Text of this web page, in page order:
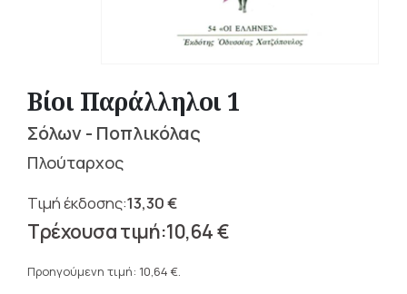
Βίοι Παράλληλοι 1
Σόλων - Ποπλικόλας
Πλούταρχος
13,30€
Original
price
13,30 €.
10,64€
τρέχουσα
Προηγούμενη τιμή: 10,64 €.